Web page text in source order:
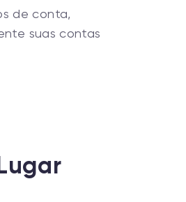
de conta,
suas contas